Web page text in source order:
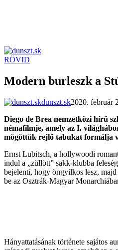
RÖVID
Modern burleszk a
dunszt.sk2020. február
Diego de Brea nemzetközi hírű
némafilmje, amely az I.
mögöttük rejlő tabukat formálja
Ernst Lubitsch, a hollywoodi
indul a „züllött” sakk-klubba
bejelenti, hogy öngyilkos lesz,
be az Osztrák-Magyar
Hányattatásának története sajátos